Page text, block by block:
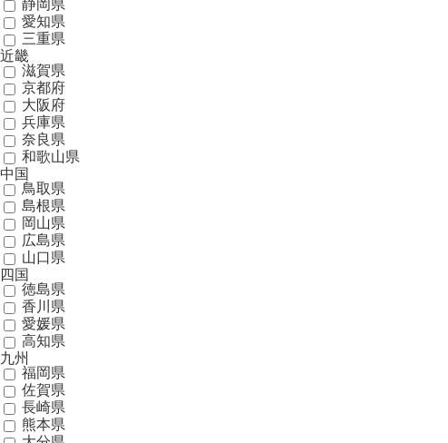
静岡県
愛知県
三重県
近畿
滋賀県
京都府
大阪府
兵庫県
奈良県
和歌山県
中国
鳥取県
島根県
岡山県
広島県
山口県
四国
徳島県
香川県
愛媛県
高知県
九州
福岡県
佐賀県
長崎県
熊本県